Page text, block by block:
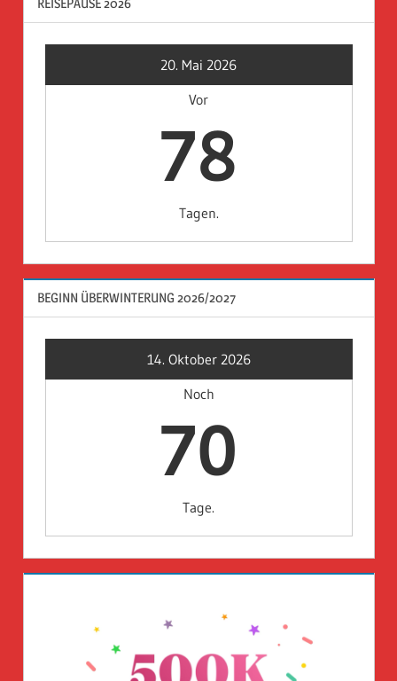
20. Mai 2026
Vor
78
Tagen.
BEGINN ÜBERWINTERUNG 2026/2027
14. Oktober 2026
Noch
70
Tage.